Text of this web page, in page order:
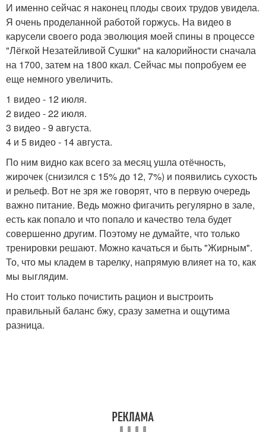
И именно сейчас я наконец плоды своих трудов увидела.
Я очень проделанной работой горжусь. На видео в
карусели своего рода эволюция моей спины в процессе
"Лёгкой Незатейливой Сушки" на калорийности сначала
на 1700, затем на 1800 ккал. Сейчас мы попробуем ее
еще немного увеличить.
1 видео - 12 июля.
2 видео - 22 июля.
3 видео - 9 августа.
4 и 5 видео - 14 августа.
По ним видно как всего за месяц ушла отёчность,
жирочек (снизился с 15% до 12, 7%) и появились сухость
и рельеф. Вот не зря же говорят, что в первую очередь
важно питание. Ведь можно фигачить регулярно в зале,
есть как попало и что попало и качество тела будет
совершенно другим. Поэтому не думайте, что только
тренировки решают. Можно качаться и быть "Жирным".
То, что мы кладем в тарелку, напрямую влияет на то, как
мы выглядим.
Но стоит только почистить рацион и выстроить
правильный баланс бжу, сразу заметна и ощутима
разница.